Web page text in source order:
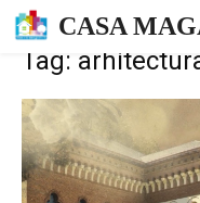
CASA
Tag: